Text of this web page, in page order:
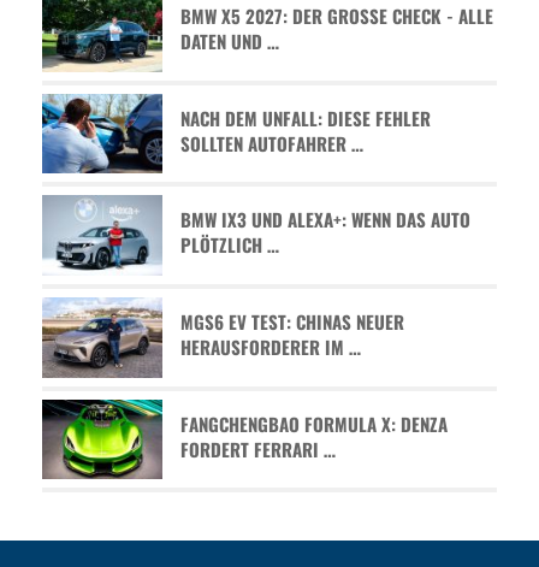
BMW X5 2027: DER GROSSE CHECK - ALLE D
ATEN UND …
NACH DEM UNFALL: DIESE FEHLER
SOLLTEN AUTOFAHRER …
BMW IX3 UND ALEXA+: WENN DAS AUTO
PLÖTZLICH …
MGS6 EV TEST: CHINAS NEUER
HERAUSFORDERER IM …
FANGCHENGBAO FORMULA X: DENZA
FORDERT FERRARI …